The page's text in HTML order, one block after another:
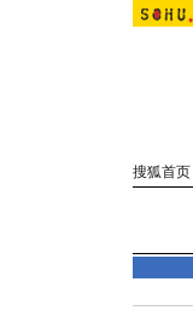
搜狐首页